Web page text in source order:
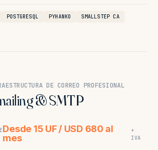
POSTGRESQL PYHANKO SMALLSTEP CA
DE CORREO PROFESIONAL
& SMTP
Desde 15 UF / USD 680 al
mes
+
IVA